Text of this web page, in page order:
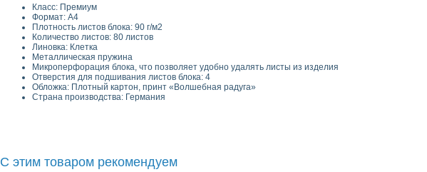
Класс: Премиум
Формат: A4
Плотность листов блока: 90 г/м2
Количество листов: 80 листов
Линовка: Клетка
Металлическая пружина
Микроперфорация блока, что позволяет удобно удалять листы из
Отверстия для подшивания листов блока: 4
Обложка: Плотный картон, принт «Волшебная радуга»
Страна производства: Германия
С этим товаром рекомендуем